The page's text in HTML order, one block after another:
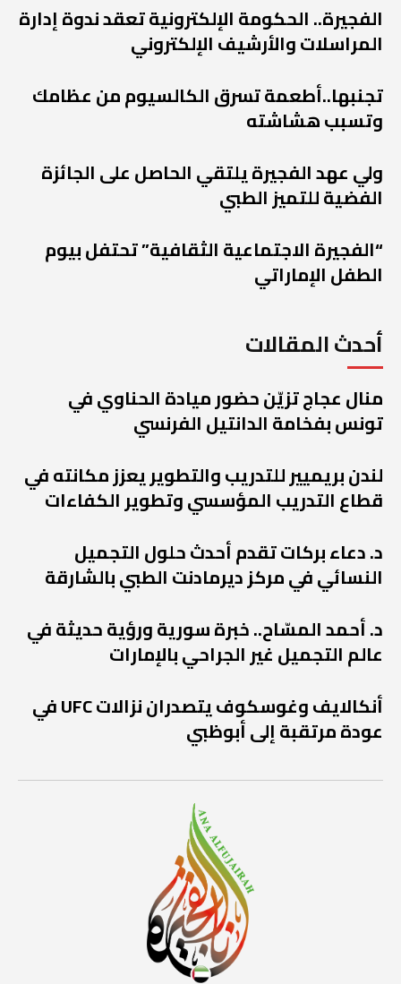
الفجيرة.. الحكومة الإلكترونية تعقد ندوة إدارة
المراسلات والأرشيف الإلكتروني
تجنبها..أطعمة تسرق الكالسيوم من عظامك
وتسبب هشاشته
ولي عهد الفجيرة يلتقي الحاصل على الجائزة
الفضية للتميز الطبي
“الفجيرة الاجتماعية الثقافية” تحتفل بيوم
الطفل الإماراتي
أحدث المقالات
منال عجاج تزيّن حضور ميادة الحناوي في
تونس بفخامة الدانتيل الفرنسي
لندن بريميير للتدريب والتطوير يعزز مكانته في
قطاع التدريب المؤسسي وتطوير الكفاءات
د. دعاء بركات تقدم أحدث حلول التجميل
النسائي في مركز ديرمادنت الطبي بالشارقة
د. أحمد المسّاح.. خبرة سورية ورؤية حديثة في
عالم التجميل غير الجراحي بالإمارات
أنكالايف وغوسكوف يتصدران نزالات UFC في
عودة مرتقبة إلى أبوظبي